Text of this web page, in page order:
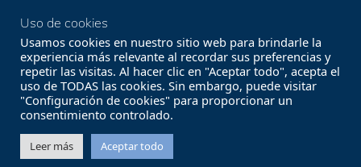
Copyright FEMP
Accesibilidad
Términos legales
Política de privacidad
Términos y condiciones de uso
Contacto
Uso de cookies
Usamos cookies en nuestro sitio web para brindarle la
experiencia más relevante al recordar sus preferencias y
repetir las visitas. Al hacer clic en "Aceptar todo", acepta el
uso de TODAS las cookies. Sin embargo, puede visitar
"Configuración de cookies" para proporcionar un
consentimiento controlado.
Leer más Aceptar todo